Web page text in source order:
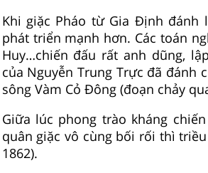
Khi giặc Pháo từ Gia Định đánh
phát triển mạnh hơn. Các toán
Huy…chiến đấu rất anh dũng,
của Nguyễn Trung Trực đã đánh
sông Vàm Cỏ Đông (đoạn chảy
Giữa lúc phong trào kháng
quân giặc vô cùng bối rối thì
1862).